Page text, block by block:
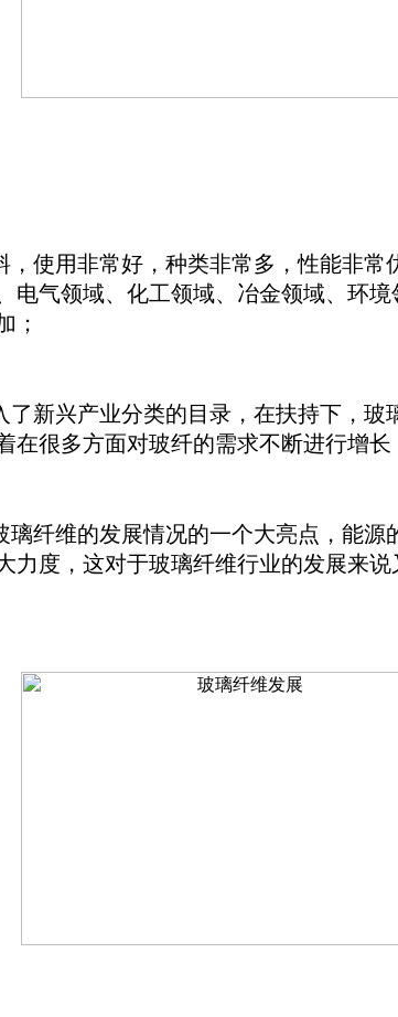
使用非常好，种类非常多，性能非
气领域、化工领域、冶金领域、环
；
新兴产业分类的目录，在扶持下，
很多方面对玻纤的需求不断进行增
纤维的发展情况的一个大亮点，能
度，这对于玻璃纤维行业的发展来说